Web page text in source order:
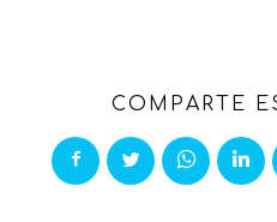
COMPARTE